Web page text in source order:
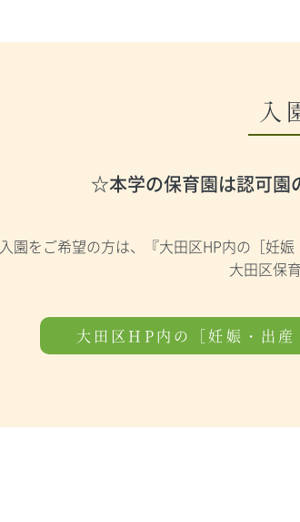
入
☆本学の保育園は認可園
入園をご希望の方は、『大田区HP内の［妊
大田区保
大田区HP内の［妊娠・出